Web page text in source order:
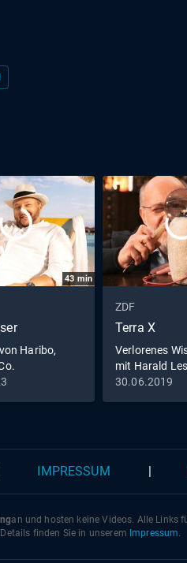
43 min
Haribo,
ZDF
Terra X
Verlorenes
mit Harald
30.06.2019
IMPRESSUM
an und hosten keine Videos. Alle Links
Details finden Sie in unserem Impressum.